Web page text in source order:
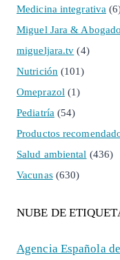
Medicina integrativa
Miguel Jara &
migueljara.tv (4)
Nutrición(101)
Omeprazol(1)
Pediatría(54)
Productos
Salud ambiental (436)
Vacunas(630)
NUBE DE
Agencia Española